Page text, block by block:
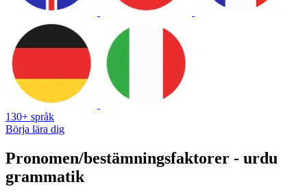
130+ språk
Börja lära dig
Pronomen/bestämningsfaktorer - urdu
grammatik